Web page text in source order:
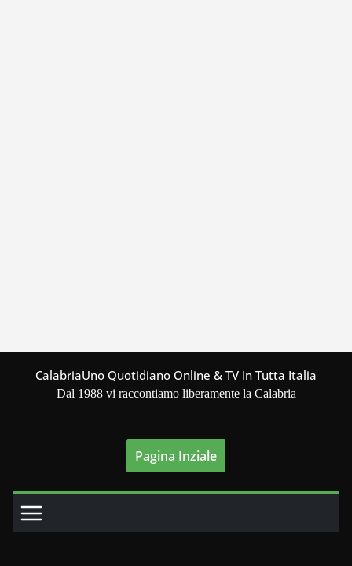
CalabriaUno Quotidiano Online & TV In Tutta Italia
Dal 1988 vi raccontiamo liberamente la Calabria
Pagina Inziale